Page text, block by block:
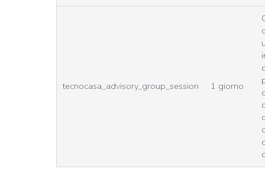
tecnocasa_advisory_group_session 1 giorno